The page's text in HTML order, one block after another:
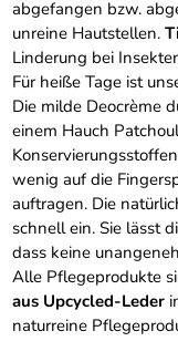
abgefangen bzw.
unreine Hautstellen.
Linderung bei
Für heiße Tage ist
Die milde Deocrème
einem Hauch
wenig auf die
auftragen. Die
schnell ein. Sie lässt
dass keine
Alle Pflegeprodukte
aus Upcycled-Leder
naturreine